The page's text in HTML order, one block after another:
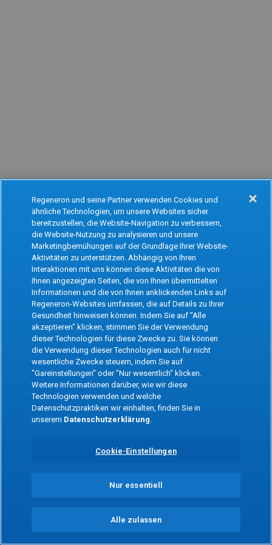
Oops!
Something went wrong. Please try refreshing
the app
Refresh
Regeneron und seine Partner verwenden Cookies und
ähnliche Technologien, um unsere Websites sicher
bereitzustellen, die Website-Navigation zu verbessern,
die Website-Nutzung zu analysieren und unsere
Marketingbemühungen auf der Grundlage Ihrer Website-
Aktivitäten zu unterstützen. Abhängig von Ihren
Interaktionen mit uns können diese Aktivitäten die von
Ihnen angezeigten Seiten, die von Ihnen übermittelten
Informationen und die von Ihnen anklickenden Links auf
Regeneron-Websites umfassen, die auf Details zu Ihrer
Gesundheit hinweisen können. Indem Sie auf "Alle
akzeptieren" klicken, stimmen Sie der Verwendung
dieser Technologien für diese Zwecke zu. Sie können
die Verwendung dieser Technologien auch für nicht
wesentliche Zwecke steuern, indem Sie auf
"Gareinstellungen" oder "Nur wesentlich" klicken.
Weitere Informationen darüber, wie wir diese
Technologien verwenden und welche
Datenschutzpraktiken wir einhalten, finden Sie in
unserem Datenschutzerklärung.
Cookie-Einstellungen
Nur essentiell
Alle zulassen